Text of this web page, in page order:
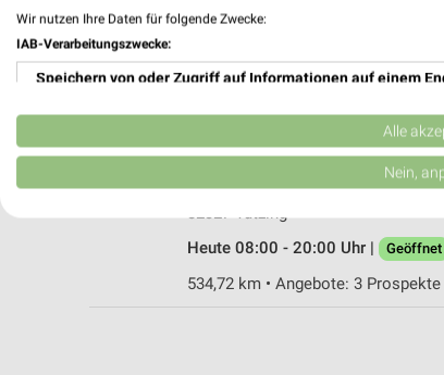
82418 Murnau
Heute 08:00 - 20:00 Uhr | Geöffnet
Bahnhofstr. 17
82327 Tutzing
Heute 08:00 - 20:00 Uhr |
Geöffnet
534,72 km • Angebote: 3 Prospekte
Wir nutzen Ihre Daten für folgende Zwecke:
IAB-Verarbeitungszwecke:
Speichern von oder Zugriff auf Informationen auf einem
Verwendung reduzierter Daten zur Auswahl von
Erstellung von Profilen für personalisierte Werbung
Erstellung von Profilen zur Personalisierung von Inhalten
Alle
Nein,